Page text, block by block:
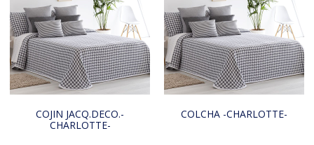
COJIN JACQ.DECO.-
CHARLOTTE-
COLCHA -CHARLOTTE-